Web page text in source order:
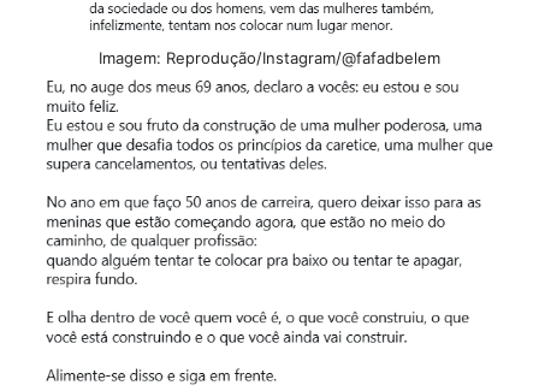
Imagem: Reprodução/Instagram/@fafadbelem